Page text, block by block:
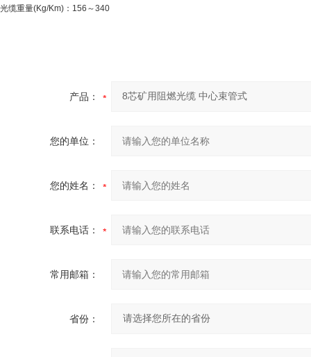
光缆重量(Kg/Km) ： 156 ～340
产品：
您的单位：
您的姓名：
联系电话：
常用邮箱：
省份：